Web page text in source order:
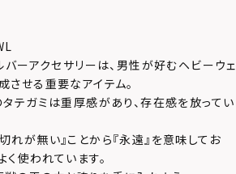
ーアクセサリーは、男性が好むヘビーウェ
させる重要なアイテム。
テガミは重厚感があり、存在感を放ってい
が無い』ことから『永遠』を意味してお
使われています。